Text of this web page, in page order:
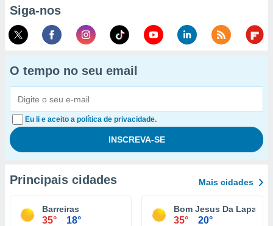
Siga-nos
O tempo no seu email
Eu li e aceito a política de privacidade.
Principais cidades Mais cidades
Barreiras
35° 18°
Bom Jesus Da Lapa
35° 20°